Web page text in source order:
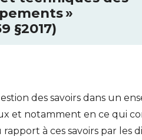
»
§2017)
des savoirs dans un
et notamment en ce qui
à ces savoirs par les